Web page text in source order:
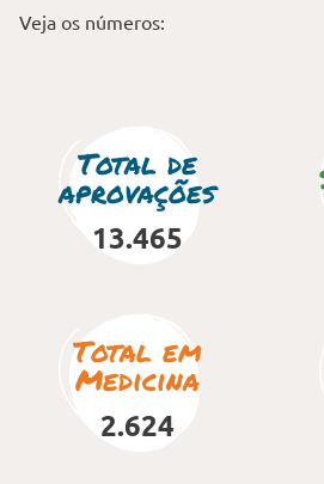
Veja os números:
Total de
aprovações
13.465
Total em
Medicina
2.624